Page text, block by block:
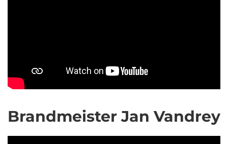
Brandmeister Jan Vandrey